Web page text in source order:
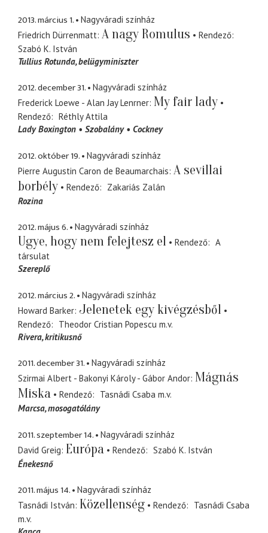
2013. március 1.
Nagyváradi színház
Friedrich Dürrenmatt A nagy Romulus
Rendező
Szabó K. István
Tullius Rotunda belügyminiszter
2012. december 31.
Nagyváradi színház
Frederick Loewe - Alan Jay Lenrner My fair lady
Rendező
Réthly Attila
Lady Boxington
Szobalány Cockney
2012. október 19.
Nagyváradi színház
Pierre Augustin Caron de Beaumarchais A sevillai
borbély
Rendező
Zakariás Zalán
Rozina
2012. május 6. Nagyváradi színház
Ugye, hogy nem felejtesz el Rendező
A
társulat
Szereplő
2012. március 2.
Nagyváradi színház
Howard Barker Jelenetek egy kivégzésből
Rendező Theodor Cristian Popescu m.v.
Rivera kritikusnő
2011. december 31.
Nagyváradi színház
Szirmai Albert - Bakonyi Károly - Gábor Andor Mágnás
Miska
Rendező Tasnádi Csaba m.v.
Marcsa mosogatólány
2011. szeptember 14.
Nagyváradi színház
David Greig Európa Rendező
Szabó K. István
Énekesnő
2011. május 14.
Nagyváradi színház
Tasnádi István Közellenség Rendező
Tasnádi Csaba
m.v.